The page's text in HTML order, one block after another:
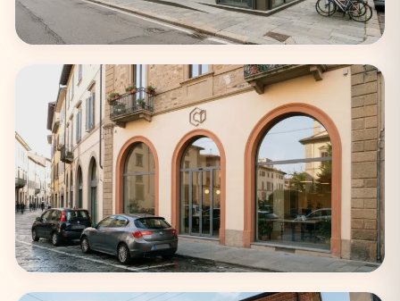
Torino
33 coworking